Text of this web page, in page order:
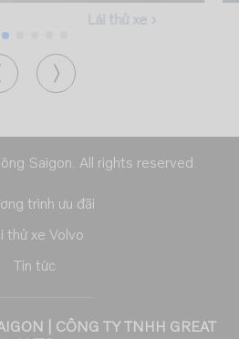
Lái thử xe ›
Saigon. All rights reserved.
trình ưu đãi
thử xe Volvo
Tin tức
| CÔNG TY TNHH GREAT